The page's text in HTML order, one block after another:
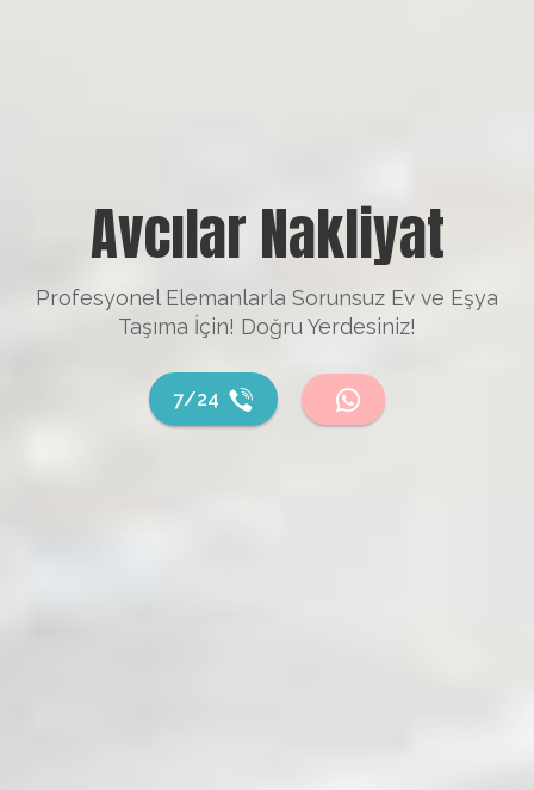
Avcılar Nakliyat
Profesyonel Elemanlarla Sorunsuz Ev ve Eşya
Taşıma İçin! Doğru Yerdesiniz!
7/24